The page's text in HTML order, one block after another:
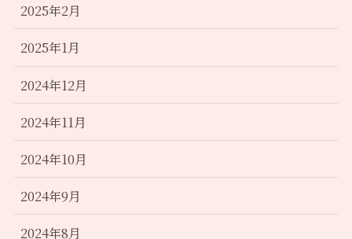
2025年2月
2025年1月
2024年12月
2024年11月
2024年10月
2024年9月
2024年8月